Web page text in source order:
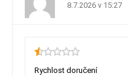
8.7.2026 v 15:27
Rychlost doručení